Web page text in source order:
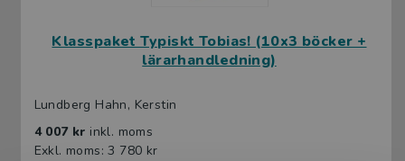
Klasspaket Typiskt Tobias! (10x3 böcker +
lärarhandledning)
Lundberg Hahn, Kerstin
4 007 kr inkl. moms
Exkl. moms: 3 780 kr